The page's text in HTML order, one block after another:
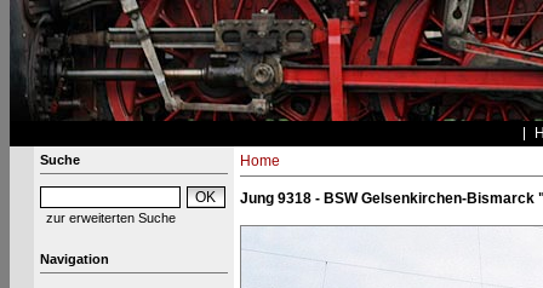
Suche
zur erweiterten Suche
Navigation
Home
Jung 9318 - BSW Gelsenkirchen-Bismarck